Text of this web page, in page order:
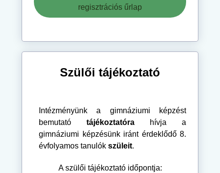
regisztrációs űrlap
Szülői tájékoztató
Intézményünk a gimnáziumi képzést
bemutató tájékoztatóra hívja a
gimnáziumi képzésünk iránt érdeklődő 8.
évfolyamos tanulók szüleit.
A szülői tájékoztató időpontja: